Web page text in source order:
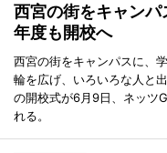
西宮の街をキャン
年度も開校へ
西宮の街をキャンパスに、
輪を広げ、いろいろな人と
の開校式が6月9日、ネッツ
れる。